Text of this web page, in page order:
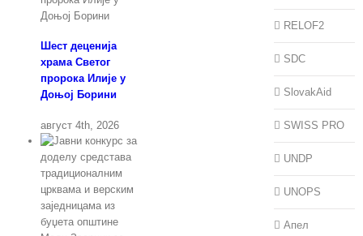
Шест деценија
храма Светог
пророка Илије у
Доњој Борини
август 4th, 2026
RELOF2
SDC
SlovakAid
SWISS PRO
UNDP
UNOPS
Апел